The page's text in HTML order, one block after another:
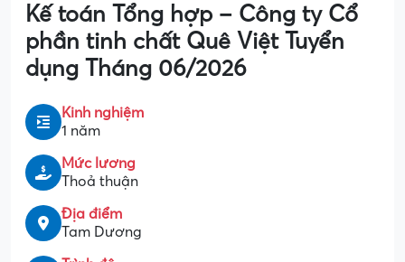
Kế toán Tổng hợp – Công ty Cổ
phần tinh chất Quê Việt Tuyển
dụng Tháng 06/2026
Kinh nghiệm
1 năm
Mức lương
Thoả thuận
Địa điểm
Tam Dương